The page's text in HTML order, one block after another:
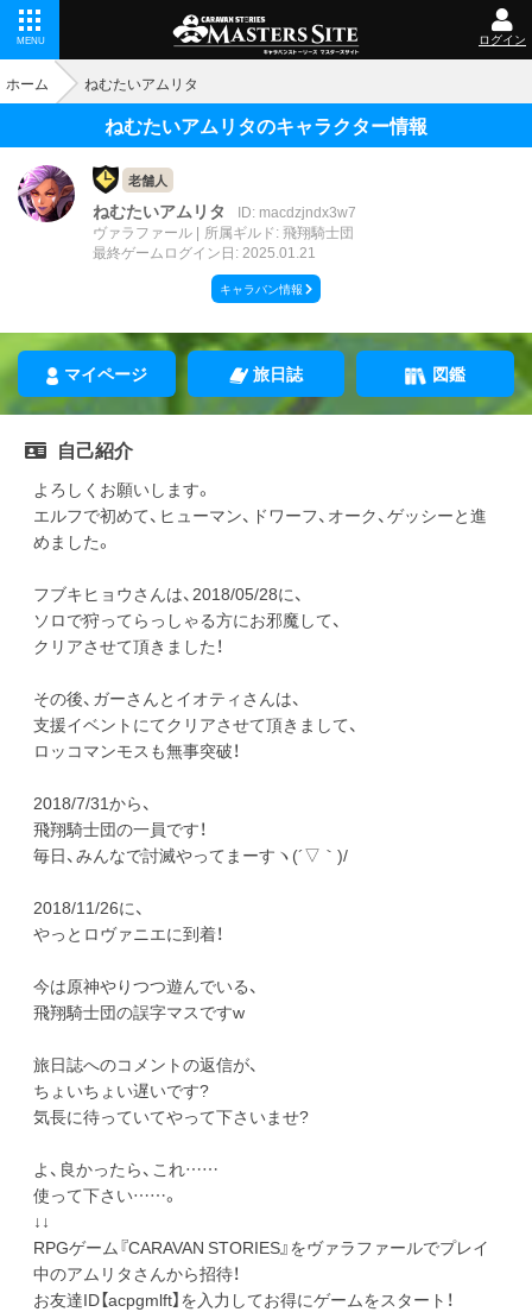
MENU ログイン
ホーム ねむたいアムリタ
ねむたいアムリタのキャラクター情報
老舗人
ねむたいアムリタ
ID: macdzjndx3w7
ヴァラファール
所属ギルド: 飛翔騎士団
最終ゲームログイン日: 2025.01.21
キャラバン情報
マイページ 旅日誌 図鑑
自己紹介
よろしくお願いします。
エルフで初めて、ヒューマン、ドワーフ、オーク、ゲッシーと進
めました。
フブキヒョウさんは、2018/05/28に、
ソロで狩ってらっしゃる方にお邪魔して、
クリアさせて頂きました！
その後、ガーさんとイオティさんは、
支援イベントにてクリアさせて頂きまして、
ロッコマンモスも無事突破！
2018/7/31から、
飛翔騎士団の一員です！
毎日、みんなで討滅やってまーすヽ(´▽｀)/
2018/11/26に、
やっとロヴァニエに到着！
今は原神やりつつ遊んでいる、
飛翔騎士団の誤字マスですw
旅日誌へのコメントの返信が、
ちょいちょい遅いです?
気長に待っていてやって下さいませ?
よ、良かったら、これ……
使って下さい……。
↓↓
RPGゲーム『CARAVAN STORIES』をヴァラファールでプレイ
中のアムリタさんから招待！
お友達ID【acpgmlft】を入力してお得にゲームをスタート！